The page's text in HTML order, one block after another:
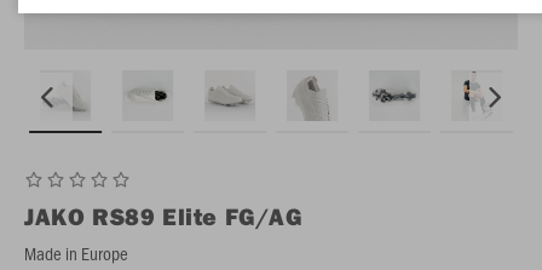
JAKO RS89 Elite FG/AG
Made in Europe